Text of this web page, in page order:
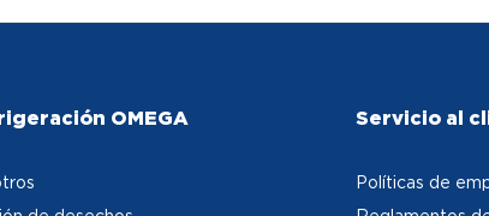
OMEGA Servicio al
Políticas de